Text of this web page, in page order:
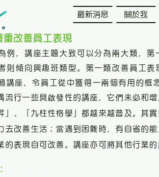
最新消息 關於我
重改善員工表現
例，講座主題大致可以分為兩大類，
則傾向興趣班類型。第一類改善員工
講座，令員工從中獲得一兩個有用的概
流行一些具啟發性的講座，它們未必和
」、「九柱性格學」都越來越普及。其
去改善生活；當遇到困難時，有自省的
的表現自可改善。講座亦可將其他行業